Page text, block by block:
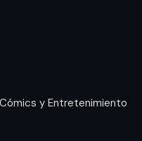
y Entretenimiento